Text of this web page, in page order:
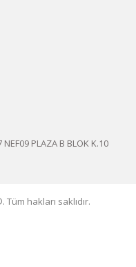
PLAZA B BLOK K.10
Tüm hakları saklıdır.